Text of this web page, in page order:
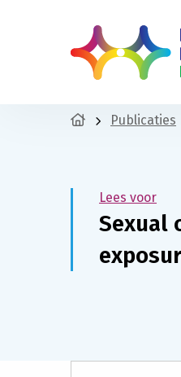
Publicaties
Lees voor
Sexual